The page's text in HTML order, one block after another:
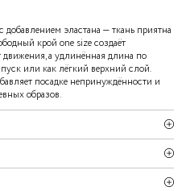
эластана — ткань приятна
крой one size создаёт
а удлинённая длина по
или как лёгкий верхний слой.
посадке непринуждённости и
образов.